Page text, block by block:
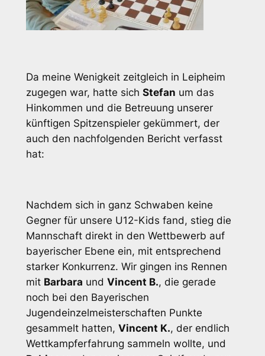
Da meine Wenigkeit zeitgleich in Leipheim
zugegen war, hatte sich Stefan um das
Hinkommen und die Betreuung unserer
künftigen Spitzenspieler gekümmert, der
auch den nachfolgenden Bericht verfasst
hat:
Nachdem sich in ganz Schwaben keine
Gegner für unsere U12-Kids fand, stieg die
Mannschaft direkt in den Wettbewerb auf
bayerischer Ebene ein, mit entsprechend
starker Konkurrenz. Wir gingen ins Rennen
mit Barbara und Vincent B., die gerade
noch bei den Bayerischen
Jugendeinzelmeisterschaften Punkte
gesammelt hatten, Vincent K., der endlich
Wettkampferfahrung sammeln wollte, und